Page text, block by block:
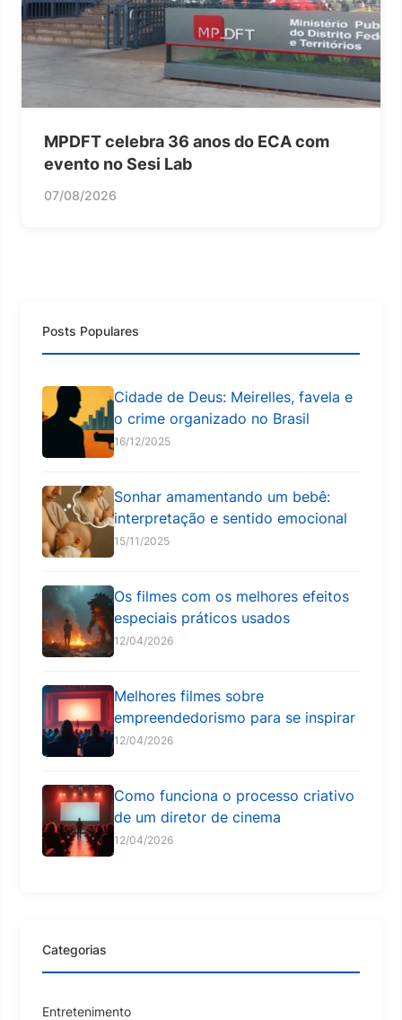
MPDFT celebra 36 anos do ECA com
evento no Sesi Lab
07/08/2026
Posts Populares
Cidade de Deus: Meirelles, favela e
o crime organizado no Brasil
16/12/2025
Sonhar amamentando um bebê:
interpretação e sentido emocional
15/11/2025
Os filmes com os melhores efeitos
especiais práticos usados
12/04/2026
Melhores filmes sobre
empreendedorismo para se inspirar
12/04/2026
Como funciona o processo criativo
de um diretor de cinema
12/04/2026
Categorias
Entretenimento